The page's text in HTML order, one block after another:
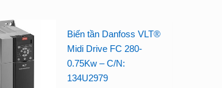
Biến tần Danfoss VLT®
Midi Drive FC 280-
0.75Kw – C/N:
134U2979